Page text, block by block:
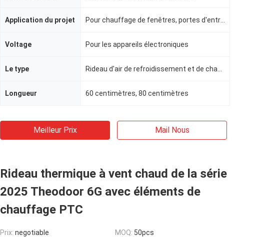
Application du projet
Voltage Pour les appareils électroniques
Le type
Longueur 60 centimètres, 80 centimètres
Meilleur Prix Mail Nous
Rideau thermique à vent chaud de la série
2025 Theodoor 6G avec éléments de
chauffage PTC
Prix: negotiable MOQ: 50pcs